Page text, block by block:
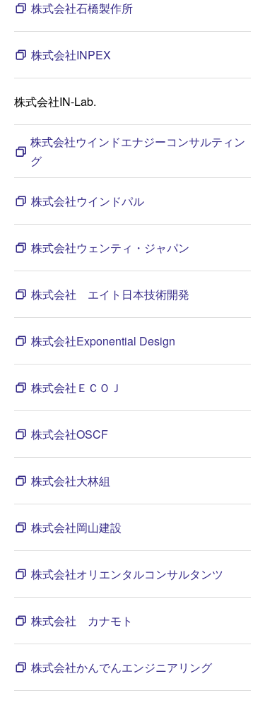
株式会社石橋製作所
株式会社INPEX
株式会社IN-Lab.
株式会社ウインドエナジーコンサルティン
グ
株式会社ウインドパル
株式会社ウェンティ・ジャパン
株式会社 エイト日本技術開発
株式会社Exponential Design
株式会社ＥＣＯＪ
株式会社OSCF
株式会社大林組
株式会社岡山建設
株式会社オリエンタルコンサルタンツ
株式会社 カナモト
株式会社かんでんエンジニアリング